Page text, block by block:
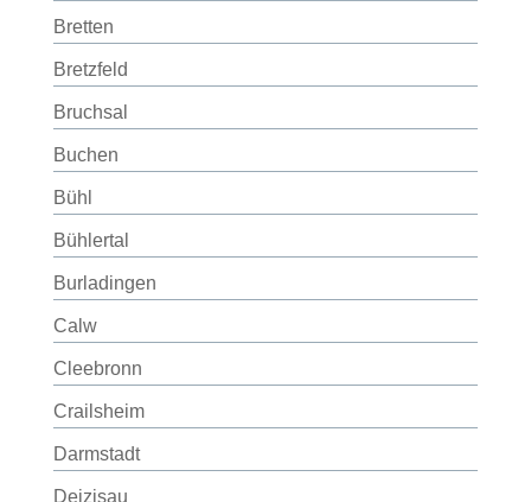
Bretten
Bretzfeld
Bruchsal
Buchen
Bühl
Bühlertal
Burladingen
Calw
Cleebronn
Crailsheim
Darmstadt
Deizisau